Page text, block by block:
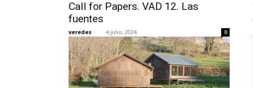
Call for Papers. VAD 12. Las
fuentes
veredes - 4 julio, 2024 0